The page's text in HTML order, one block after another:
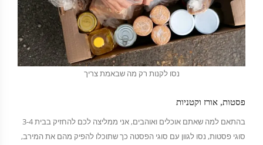
נסו לקנות רק מה שבאמת צריך
פסטות, אורז וקטניות
בהתאם למה שאתם אוכלים ואוהבים, אני ממליצה לכם להחזיק בבית 3-4
סוגי פסטות, נסו לגוון עם סוגי הפסטה כך שתוכלו להפיק מהם את המירב,